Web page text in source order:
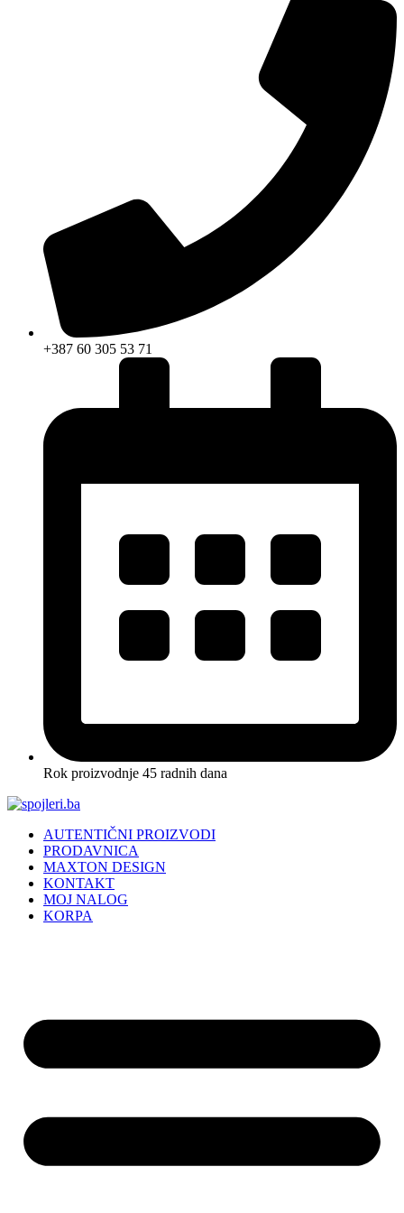
+387 60 305 53 71
Rok proizvodnje 45 radnih dana
AUTENTIČNI PROIZVODI
PRODAVNICA
MAXTON DESIGN
KONTAKT
MOJ NALOG
KORPA